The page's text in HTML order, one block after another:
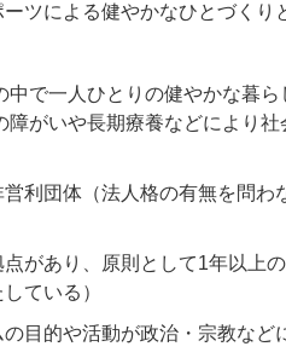
ツによる健やかなひとづくり
中で一人ひとりの健やかな暮
障がいや長期療養などにより
利団体（法人格の有無を問わ
点があり、原則として1年以上
ている）
の目的や活動が政治・宗教な